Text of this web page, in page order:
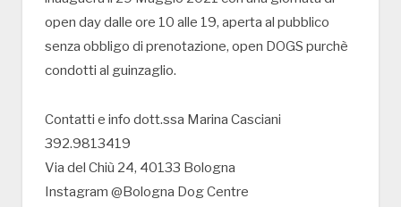
open day dalle ore 10 alle 19, aperta al pubblico
senza obbligo di prenotazione, open DOGS purchè
condotti al guinzaglio.
Contatti e info dott.ssa Marina Casciani
392.9813419
Via del Chiù 24, 40133 Bologna
Instagram @Bologna Dog Centre